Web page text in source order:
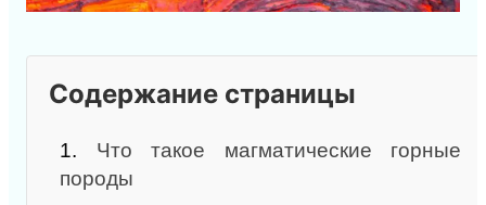
Содержание страницы
1. Что такое магматические горные
породы